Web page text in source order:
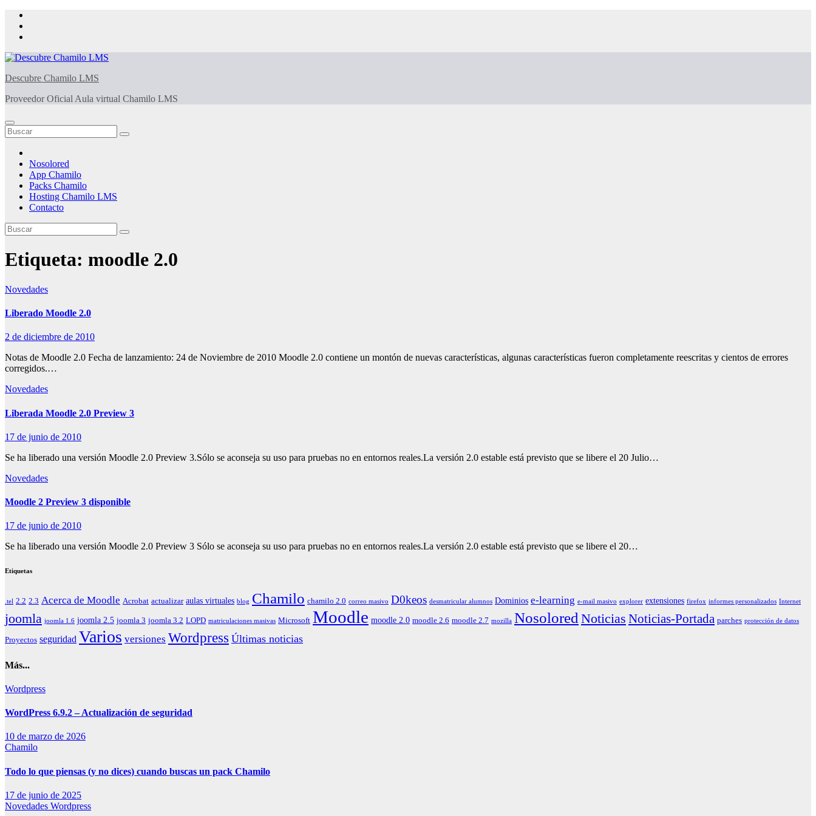
Saltar
contenido
Descubre Chamilo LMS
Proveedor Oficial Aula virtual Chamilo LMS
Nosolored
App Chamilo
Packs Chamilo
Hosting Chamilo LMS
Contacto
Etiqueta: moodle 2.0
Novedades
Liberado Moodle 2.0
2 de diciembre de 2010
Notas de Moodle 2.0 Fecha de lanzamiento: 24 de Noviembre de 2010 Moodle 2.0 contiene un montón de nuevas características, algunas características fueron completamente reescritas y cientos de errores
corregidos.…
Novedades
Liberada Moodle 2.0 Preview 3
17 de junio de 2010
Se ha liberado una versión Moodle 2.0 Preview 3.Sólo se aconseja su uso para pruebas no en entornos reales.La versión 2.0 estable está previsto que se libere el 20 Julio…
Novedades
Moodle 2 Preview 3 disponible
17 de junio de 2010
Se ha liberado una versión Moodle 2.0 Preview 3 Sólo se aconseja su uso para pruebas no en entornos reales.La versión 2.0 estable está previsto que se libere el 20…
Etiquetas
.tel 2.2 2.3 Acerca de Moodle Acrobat actualizar aulas virtuales blog Chamilo chamilo 2.0 correo masivo D0keos desmatricular alumnos Dominios e-learning e-mail masivo explorer extensiones firefox informes personalizados Internet
joomla joomla 1.6 joomla 2.5 joomla 3 joomla 3.2 LOPD matriculaciones masivas Microsoft Moodle moodle 2.0 moodle 2.6 moodle 2.7 mozilla NosoloredNoticias Noticias-Portada parches protección de datos
Proyectos seguridad Varios versiones Wordpress Últimas noticias
Más...
Wordpress
WordPress 6.9.2 – Actualización de seguridad
10 de marzo de 2026
Chamilo
Todo lo que piensas (y no dices) cuando buscas un pack Chamilo
17 de junio de 2025
Novedades Wordpress